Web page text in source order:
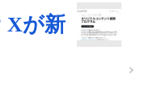
Xが新